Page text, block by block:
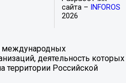
сайта –
INFOROS
2026
международных
деятельность которых
территории Российской